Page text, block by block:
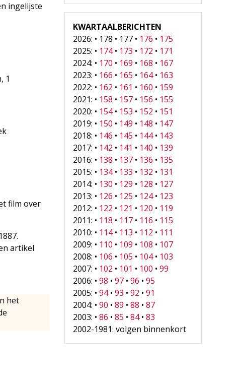
ingelijste
1
film over
artikel
het
KWARTAALBERICHTEN
2026: • 178 • 177 • 176 • 175
2025: • 174• 173 • 172 • 171
2024: • 170 • 169 • 168 • 167
2023: • 166 • 165 • 164• 163
2022: • 162 • 161 • 160 • 159
2021: • 158 • 157 • 156 • 155
2020: • 154• 153 • 152 • 151
2019: • 150 • 149 • 148 • 147
2018: • 146 • 145 • 144• 143
2017: • 142 • 141 • 140 • 139
2016: • 138 • 137 • 136 • 135
2015: • 134• 133 • 132 • 131
2014: • 130 • 129 • 128 • 127
2013: • 126 • 125 • 124• 123
2012: • 122 • 121 • 120 • 119
2011: • 118 • 117 • 116 • 115
2010: • 114• 113 • 112 • 111
2009: • 110 • 109 • 108 • 107
2008: • 106 • 105 • 104• 103
2007: • 102 • 101 • 100 •99
2006: •98 •97 •96 •95
2005: •94•93 •92 •91
2004: •90 •89 •88 •87
2003: •86 •85 •84•83
2002-1981: volgen binnenkort